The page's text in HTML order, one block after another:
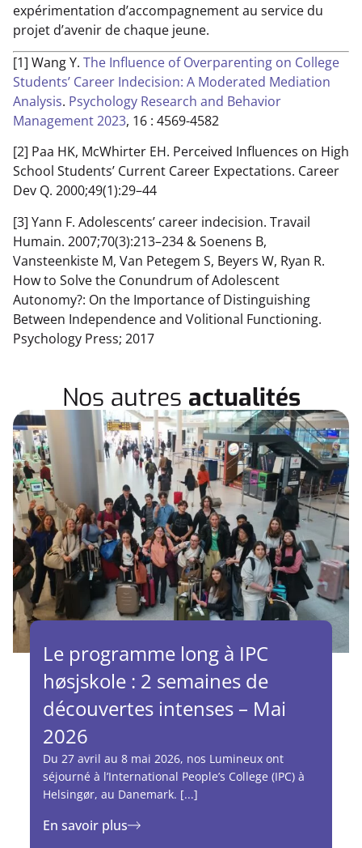
expérimentation d’accompagnement au service du
projet d’avenir de chaque jeune.
[1] Wang Y. The Influence of Overparenting on College
Students’ Career Indecision: A Moderated Mediation
Analysis. Psychology Research and Behavior
Management2023, 16 : 4569-4582
[2] Paa HK, McWhirter EH. Perceived Influences on High
School Students’ Current Career Expectations. Career
Dev Q. 2000;49(1):29–44
[3] Yann F. Adolescents’ career indecision. Travail
Humain. 2007;70(3):213–234 & Soenens B,
Vansteenkiste M, Van Petegem S, Beyers W, Ryan R.
How to Solve the Conundrum of Adolescent
Autonomy?: On the Importance of Distinguishing
Between Independence and Volitional Functioning.
Psychology Press; 2017
Nos autres actualités
Le programme long à IPC
høsjskole : 2 semaines de
découvertes intenses – Mai
2026
Du 27 avril au 8 mai 2026, nos Lumineux ont
séjourné à l’International People’s College (IPC) à
Helsingør, au Danemark. [...]
En savoir plus